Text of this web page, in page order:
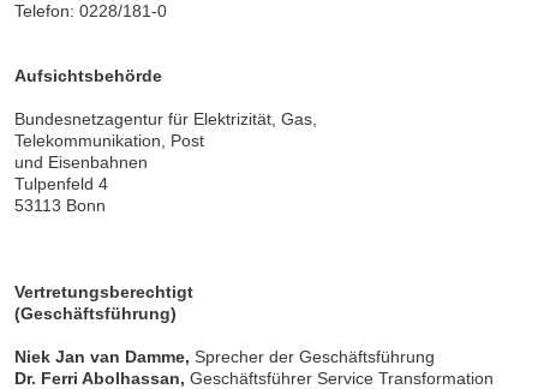
Telefon: 0228/181-0
Aufsichtsbehörde
Bundesnetzagentur für Elektrizität, Gas,
Telekommunikation, Post
und Eisenbahnen
Tulpenfeld 4
53113 Bonn
Vertretungsberechtigt
(Geschäftsführung)
Niek Jan van Damme, Sprecher der Geschäftsführung
Dr. Ferri Abolhassan, Geschäftsführer Service Transformation